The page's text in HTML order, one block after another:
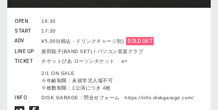
OPEN
16:30
START
17:30
ADV
¥5,000(税込・ドリンクチャージ別)
SOLD OUT
LINE UP
柴田聡子(BAND SET) / パソコン音楽クラブ
TICKET
チケットぴあ ローソンチケット e+
2/1 ON SALE
※年齢制限：未就学児入場不可
※枚数制限：1公演につき 4枚
INFO
DISK GARAGE：問合せフォーム https://info.diskgarage.com/